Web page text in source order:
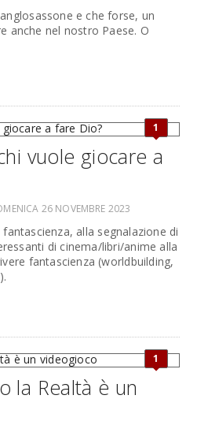
e che forse, un
anche nel nostro Paese. O
1
vuole giocare a
26 NOVEMBRE 2023
alla segnalazione di
di cinema/libri/anime alla
fantascienza (worldbuilding,
1
la Realtà è un